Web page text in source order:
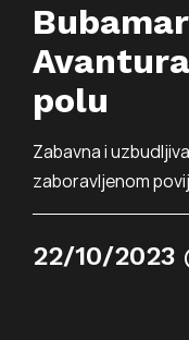
polu
Zabavna i
zaboravljenom
22/10/2023